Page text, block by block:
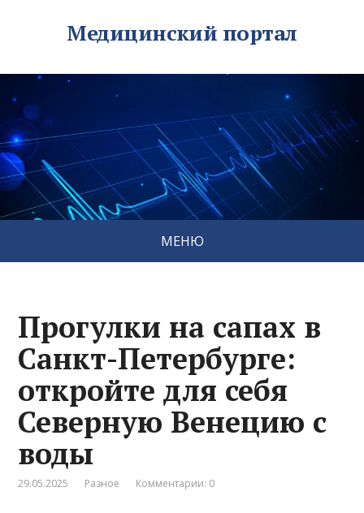
Медицинский портал
МЕНЮ
Прогулки на сапах в
Санкт-Петербурге:
откройте для себя
Северную Венецию с
воды
29.05.2025 Разное Комментарии: 0